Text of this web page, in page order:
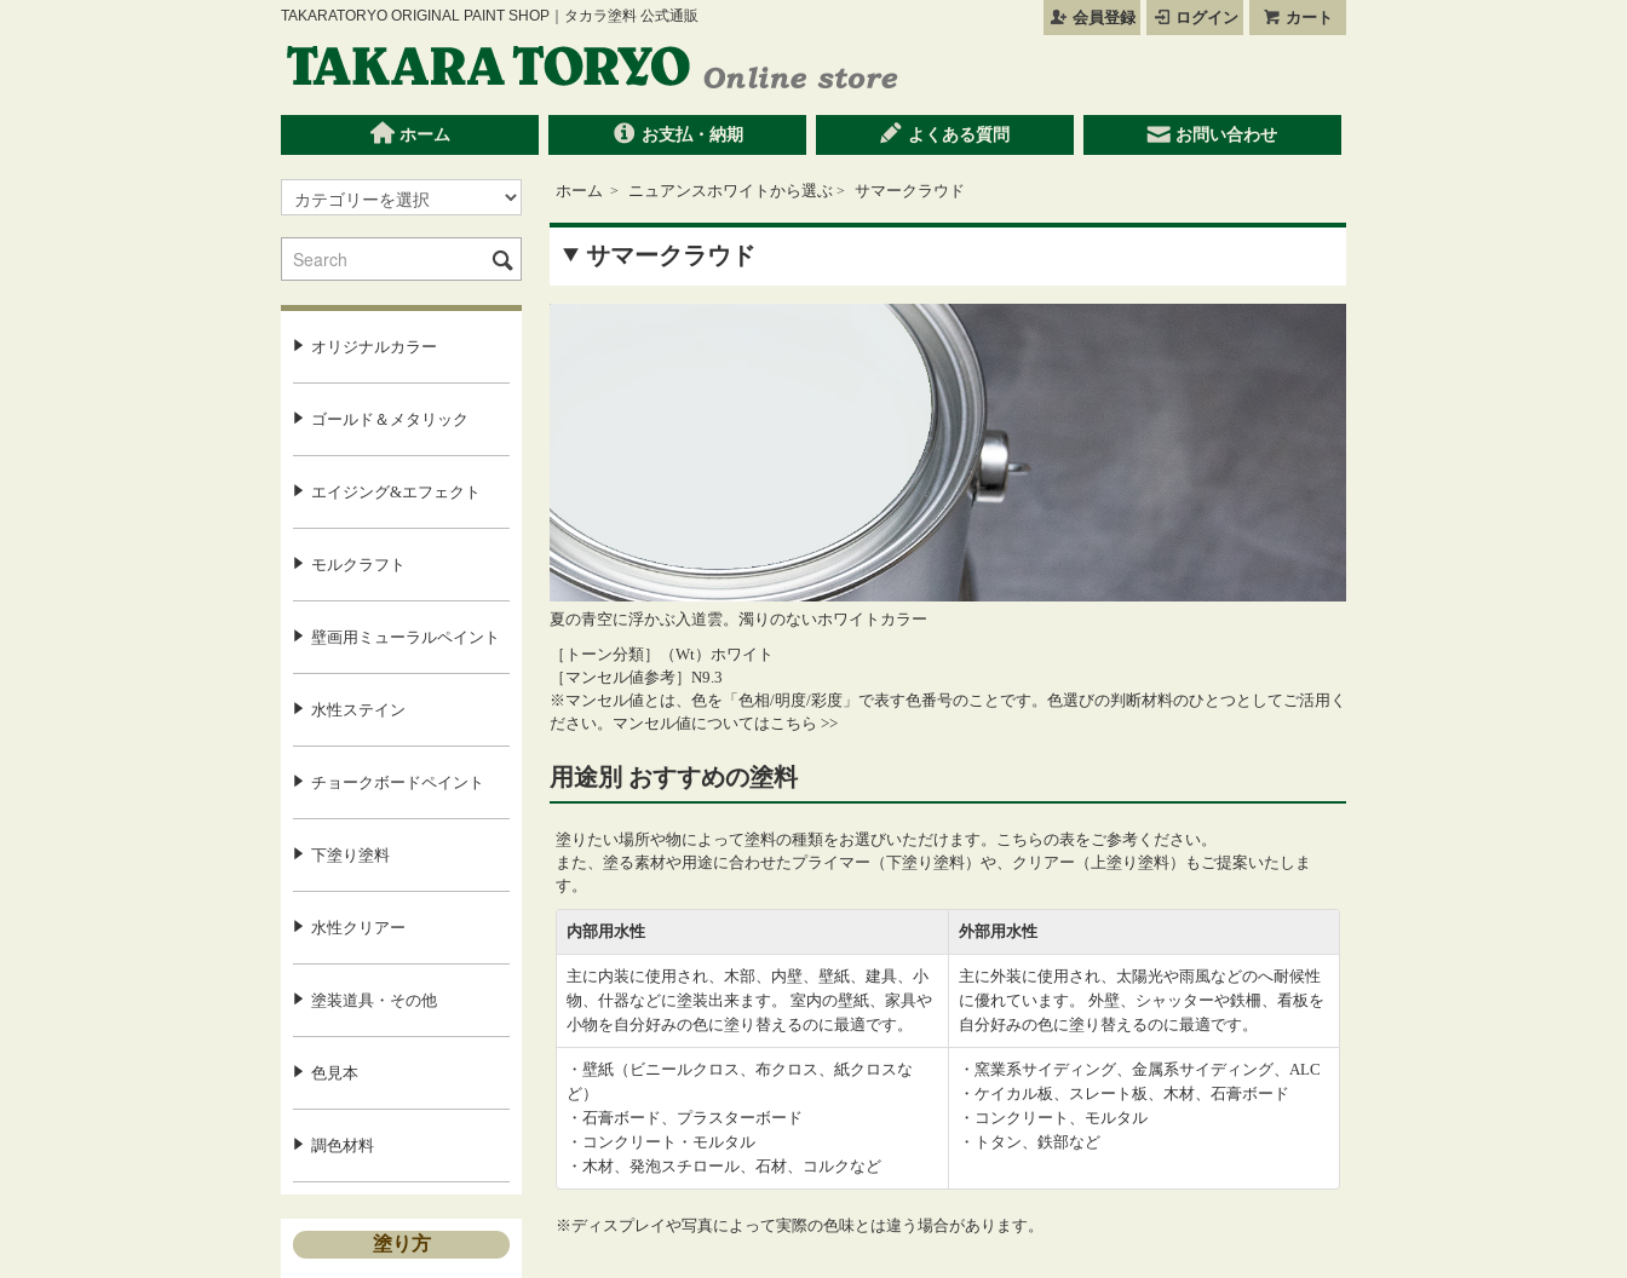
会員登録 ログイン カート
TAKARATORYO ORIGINAL PAINT SHOP｜タカラ塗料 公式通販
ホーム お支払・納期 よくある質問 お問い合わせ
ホーム > ニュアンスホワイトから選ぶ > サマークラウド
サマークラウド
夏の青空に浮かぶ入道雲。濁りのないホワイトカラー
［トーン分類］（Wt）ホワイト
［マンセル値参考］N9.3
※マンセル値とは、色を「色相/明度/彩度」で表す色番号のことです。色選びの判断材料のひとつとしてご活用く
ださい。 マンセル値についてはこちら >>
用途別 おすすめの塗料
塗りたい場所や物によって塗料の種類をお選びいただけます。こちらの表をご参考ください。
また、塗る素材や用途に合わせたプライマー（下塗り塗料）や、クリアー（上塗り塗料）もご提案いたしま
す。
内部用水性 外部用水性
主に内装に使用され、木部、内壁、壁紙、建具、小
物、什器などに塗装出来ます。 室内の壁紙、家具や
小物を自分好みの色に塗り替えるのに最適です。
主に外装に使用され、太陽光や雨風などのへ耐候性
に優れています。 外壁、シャッターや鉄柵、看板を
自分好みの色に塗り替えるのに最適です。
・壁紙（ビニールクロス、布クロス、紙クロスな
ど）
・石膏ボード、プラスターボード
・コンクリート・モルタル
・木材、発泡スチロール、石材、コルクなど
・窯業系サイディング、金属系サイディング、ALC
・ケイカル板、スレート板、木材、石膏ボード
・コンクリート、モルタル
・トタン、鉄部など
※ディスプレイや写真によって実際の色味とは違う場合があります。
オリジナルカラー
ゴールド＆メタリック
エイジング&エフェクト
モルクラフト
壁画用ミューラルペイント
水性ステイン
チョークボードペイント
下塗り塗料
水性クリアー
塗装道具・その他
色見本
調色材料
塗り方